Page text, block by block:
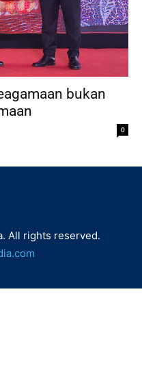
bukan
0
All rights reserved.